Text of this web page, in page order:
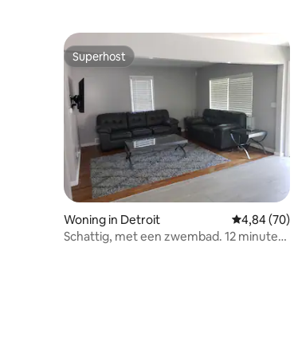
Superhost
Superhost
Woning in Detroit
4,84 (70)
Schattig, met een zwembad. 12 minuten